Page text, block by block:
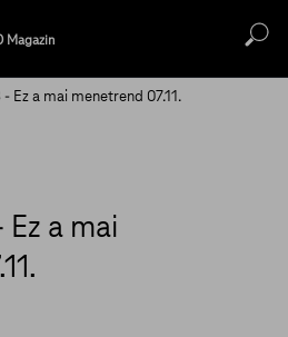
Magazin
- Ez a mai menetrend 07.11.
a mai